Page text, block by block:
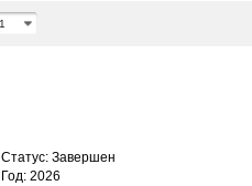
Статус: Завершен
Год: 2026